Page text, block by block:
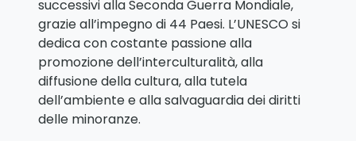
successivi alla Seconda Guerra Mondiale,
grazie all’impegno di 44 Paesi. L’UNESCO si
dedica con costante passione alla
promozione dell’interculturalità, alla
diffusione della cultura, alla tutela
dell’ambiente e alla salvaguardia dei diritti
delle minoranze.